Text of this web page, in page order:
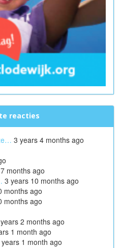
reacties
3 years 4 months ago
months ago
3 years 10 months ago
months ago
months ago
2 months ago
1 month ago
1 month ago